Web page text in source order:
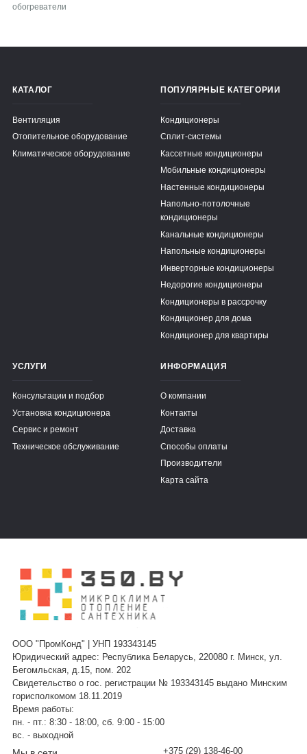
обогреватели
КАТАЛОГ
Вентиляция
Отопительное оборудование
Климатическое оборудование
ПОПУЛЯРНЫЕ КАТЕГОРИИ
Кондиционеры
Сплит-системы
Кассетные кондиционеры
Мобильные кондиционеры
Настенные кондиционеры
Напольно-потолочные
кондиционеры
Канальные кондиционеры
Напольные кондиционеры
Инверторные кондиционеры
Недорогие кондиционеры
Кондиционеры в рассрочку
Кондиционер для дома
Кондиционер для квартиры
УСЛУГИ
Консультации и подбор
Установка кондиционера
Сервис и ремонт
Техническое обслуживание
ИНФОРМАЦИЯ
О компании
Контакты
Доставка
Способы оплаты
Производители
Карта сайта
ООО "ПромКонд" | УНП 193343145
Юридический адрес: Республика Беларусь, 220080 г. Минск, ул.
Бегомльская, д.15, пом. 202
Свидетельство о гос. регистрации № 193343145 выдано Минским
горисполкомом 18.11.2019
Время работы:
пн. - пт.: 8:30 - 18:00, сб. 9:00 - 15:00
вс. - выходной
+375 (29) 138-46-00